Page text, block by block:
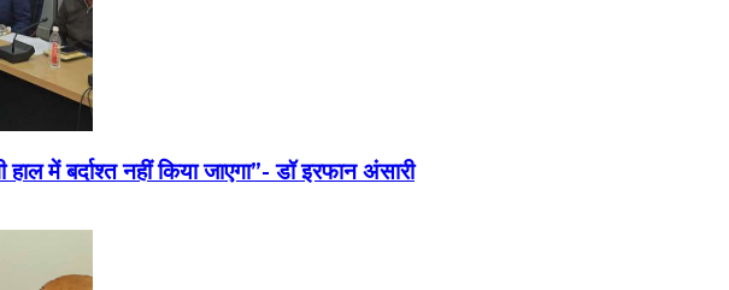
में बर्दाश्त नहीं किया जाएगा”- डॉ इरफान अंसारी